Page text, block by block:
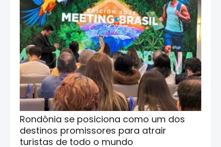
Rondônia se posiciona como um dos
destinos promissores para atrair
turistas de todo o mundo